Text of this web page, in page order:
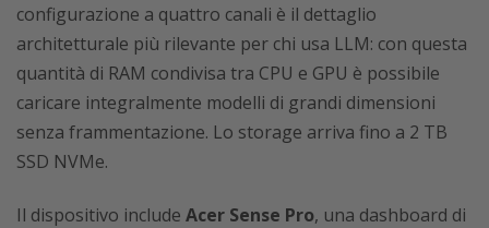
configurazione a quattro canali è il dettaglio
architetturale più rilevante per chi usa LLM: con questa
quantità di RAM condivisa tra CPU e GPU è possibile
caricare integralmente modelli di grandi dimensioni
senza frammentazione. Lo storage arriva fino a 2 TB
SSD NVMe.
Il dispositivo include Acer Sense Pro, una dashboard di